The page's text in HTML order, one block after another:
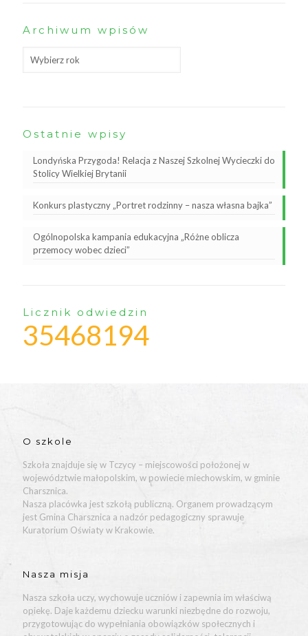
Archiwum wpisów
Ostatnie wpisy
Londyńska Przygoda! Relacja z Naszej Szkolnej Wycieczki do
Stolicy Wielkiej Brytanii
Konkurs plastyczny „Portret rodzinny – nasza własna bajka”
Ogólnopolska kampania edukacyjna „Różne oblicza
przemocy wobec dzieci”
Licznik odwiedzin
35468194
O szkole
Szkoła znajduje się w Tczycy – miejscowości położonej w
województwie małopolskim, w powiecie miechowskim, w gminie
Charsznica.
Nasza placówka jest szkołą publiczną. Organem prowadzącym
jest Gmina Charsznica a nadzór pedagogiczny sprawuje
Kuratorium Oświaty w Krakowie.
Nasza misja
Nasza szkoła uczy, wychowuje uczniów i zapewnia im właściwą
opiekę. Daje każdemu dziecku warunki niezbędne do rozwoju,
przygotowując do wypełniania obowiązków społecznych i